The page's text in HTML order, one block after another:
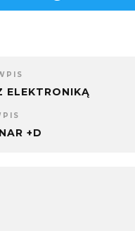
ELEKTRONIKĄ
+D